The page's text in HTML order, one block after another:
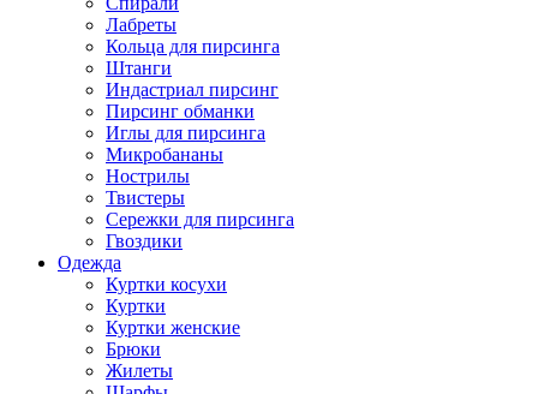
Лабреты
Кольца для пирсинга
Штанги
Индастриал пирсинг
Пирсинг обманки
Иглы для пирсинга
Микробананы
Нострилы
Твистеры
Сережки для пирсинга
Гвоздики
Одежда
Куртки косухи
Куртки
Куртки женские
Брюки
Жилеты